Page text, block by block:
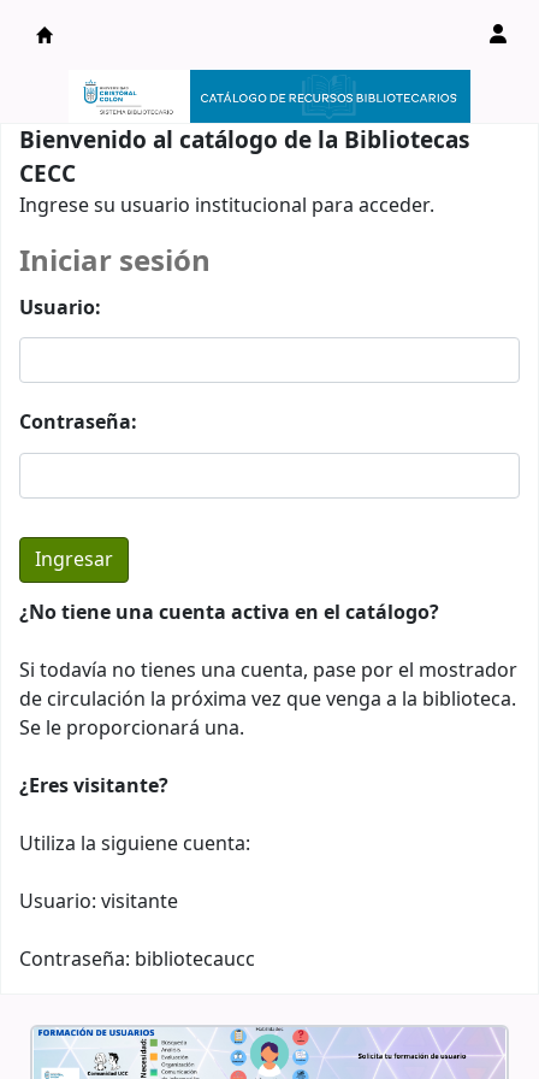
Catálogo en línea
Bienvenido al catálogo de la Bibliotecas
CECC
Ingrese su usuario institucional para acceder.
Iniciar sesión
Usuario:
Contraseña:
¿No tiene una cuenta activa en el catálogo?
Si todavía no tienes una cuenta, pase por el mostrador
de circulación la próxima vez que venga a la biblioteca.
Se le proporcionará una.
¿Eres visitante?
Utiliza la siguiene cuenta:
Usuario: visitante
Contraseña: bibliotecaucc